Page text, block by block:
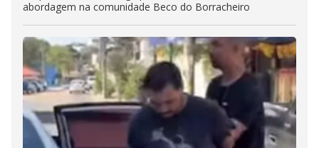
abordagem na comunidade Beco do Borracheiro